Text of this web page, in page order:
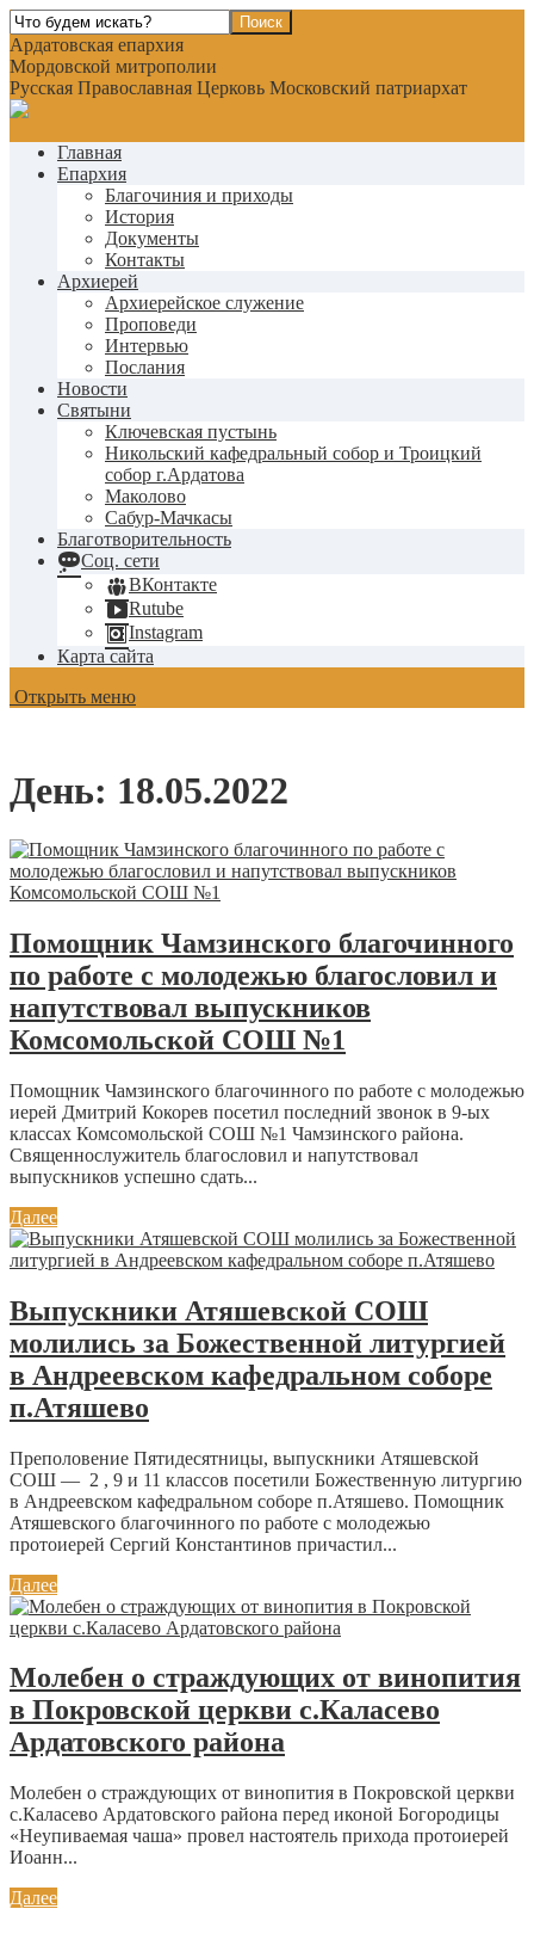
Ардатовская епархия
Мордовской митрополии
Русская Православная Церковь Московский патриархат
Главная
Епархия
Благочиния и приходы
История
Документы
Контакты
Архиерей
Архиерейское служение
Проповеди
Интервью
Послания
Новости
Святыни
Ключевская пустынь
Никольский кафедральный собор и Троицкий
собор г.Ардатова
Маколово
Сабур-Мачкасы
Благотворительность
Соц. сети
ВКонтакте
Rutube
Instagram
Карта сайта
Открыть меню
День: 18.05.2022
Помощник Чамзинского благочинного
по работе с молодежью благословил и
напутствовал выпускников
Комсомольской СОШ №1
Помощник Чамзинского благочинного по работе с молодежью
иерей Дмитрий Кокорев посетил последний звонок в 9-ых
классах Комсомольской СОШ №1 Чамзинского района.
Священнослужитель благословил и напутствовал
выпускников успешно сдать...
Далее
Выпускники Атяшевской СОШ
молились за Божественной литургией
в Андреевском кафедральном соборе
п.Атяшево
Преполовение Пятидесятницы, выпускники Атяшевской
СОШ — 2 , 9 и 11 классов посетили Божественную литургию
в Андреевском кафедральном соборе п.Атяшево. Помощник
Атяшевского благочинного по работе с молодежью
протоиерей Сергий Константинов причастил...
Далее
Молебен о страждующих от винопития
в Покровской церкви с.Каласево
Ардатовского района
Молебен о страждующих от винопития в Покровской церкви
с.Каласево Ардатовского района перед иконой Богородицы
«Неупиваемая чаша» провел настоятель прихода протоиерей
Иоанн...
Далее